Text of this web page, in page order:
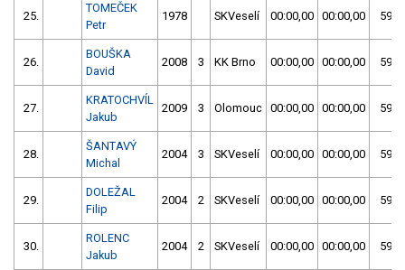
25.
TOMEČEK
Petr
1978 SKVeselí 00:00,00 00:00,00
26.
BOUŠKA
David
2008 3 KK Brno 00:00,00 00:00,00
27.
KRATOCHVÍL
Jakub
2009 3 Olomouc 00:00,00 00:00,00
28.
ŠANTAVÝ
Michal
2004 3 SKVeselí 00:00,00 00:00,00
29.
DOLEŽAL
Filip
2004 2 SKVeselí 00:00,00 00:00,00
30.
ROLENC
Jakub
2004 2 SKVeselí 00:00,00 00:00,00